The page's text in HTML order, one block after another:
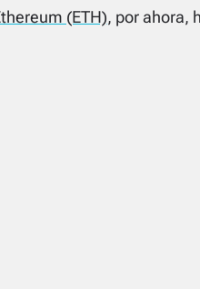
(ETH), por ahora,